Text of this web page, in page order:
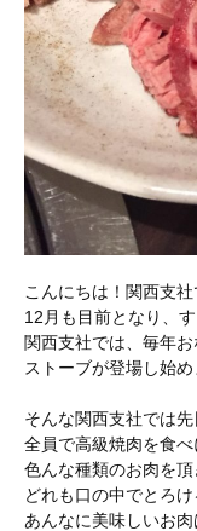
こんにちは！関西支社
12月も目前となり、
関西支社では、毎年
ストーブが登場し始
そんな関西支社では先
全員で高級焼肉を食
色んな種類のお肉を
どれも口の中でとろ
あんなに美味しいお